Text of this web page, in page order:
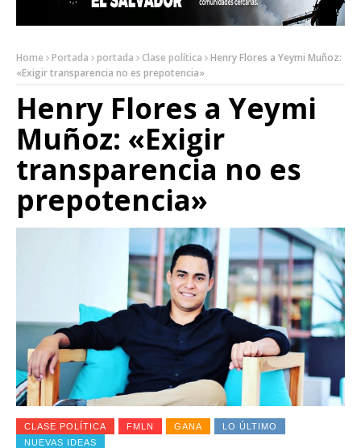
Home Portada portada Clase política
Henry Flores a Yeymi Muñoz:
«Exigir transparencia no es prepotencia»
Henry Flores a Yeymi
Muñoz: «Exigir
transparencia no es
prepotencia»
CLASE POLÍTICA FMLN GANA
LO ÚLTIMO
NUEVAS IDEAS